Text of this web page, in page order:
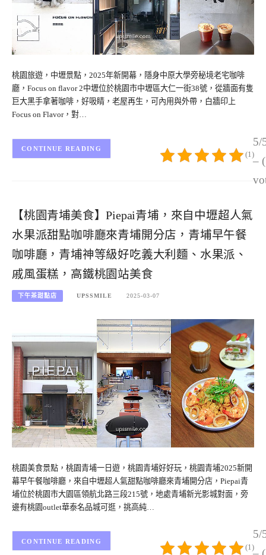
桃園旅遊，中壢景點，2025年新開幕，隱身中原大學旁秘境老宅咖啡
廳，Focus on flavor 2中壢位於桃園市中壢區大仁一街38號，從牆面有隻
巨大黑手拿著咖啡，好吸睛，老屋再生，可內用與外帶，白牆印上
Focus on Flavor，對…
5/
–
(1)
CONTINUE READING
【桃園青埔美食】Piepai青埔，來自中壢超人氣
水果派甜點咖啡廳來青埔開分店，青埔早午餐
咖啡廳，青埔神等級好吃義大利麵、水果派、
戚風蛋糕，高鐵桃園站美食
下午茶甜點店 UPSSMILE 2025-03-07
桃園美食景點，桃園青埔一日遊，桃園青埔好好玩，桃園青埔2025新開
幕早午餐咖啡廳，來自中壢超人氣甜點咖啡廳來青埔開分店，Piepai青
埔位於桃園市大園區領航北路三段215號，地處青埔新光影城對面，旁
邊有桃園outlet華泰名品城可逛，挑高純…
5/
(1)
CONTINUE READING